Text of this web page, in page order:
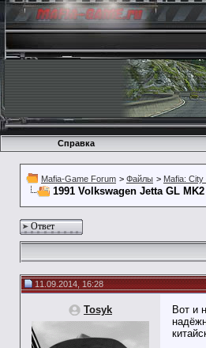
Справка
Mafia-Game Forum > Файлы > Mafia:
1991 Volkswagen Jetta GL
Ответ
11.09.2014, 16:28
Tosyk
Вот и